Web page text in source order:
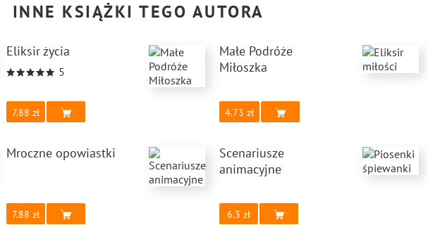
INNE KSIĄŻKI TEGO AUTORA
Eliksir życia
5
7.88
Małe Podróże
Miłoszka
4.73
Mroczne opowiastki
7.88
Scenariusze
animacyjne
6.3